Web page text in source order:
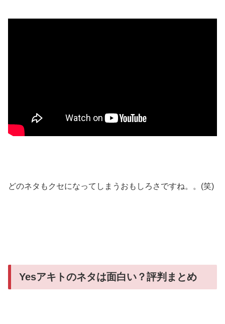
どのネタもクセになってしまうおもしろさですね。。(笑)
Yesアキトのネタは面白い？評判まとめ